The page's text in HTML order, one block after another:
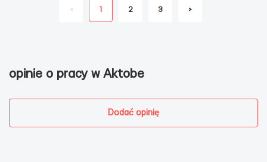
< 1 2 3 >
opinie o pracy w Aktobe
Dodać opinię